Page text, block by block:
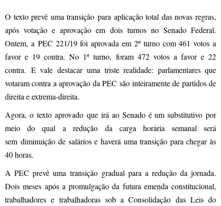
O texto prevê uma transição para aplicação total das novas regras,
após votação e aprovação em dois turnos no Senado Federal.
Ontem, a PEC 221/19 foi aprovada em 2º turno com 461 votos a
favor e 19 contra. No 1º turno, foram 472 votos a favor e 22
contra. E vale destacar uma triste realidade: parlamentares que
votaram contra a aprovação da PEC são inteiramente de partidos de
direita e extrema-direita.
Agora, o texto aprovado que irá ao Senado é um substitutivo por
meio do qual a redução da carga horária semanal será
sem diminuição de salários e haverá uma transição para chegar às
40 horas.
A PEC prevê uma transição gradual para a redução da jornada.
Dois meses após a promulgação da futura emenda constitucional,
trabalhadores e trabalhadoras sob a Consolidação das Leis do